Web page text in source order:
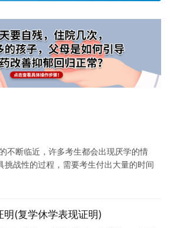
不断临近，许多考生都会出现厌学的情
挑战性的过程，需要考生付出大量的时间
明(复学休学表现证明)